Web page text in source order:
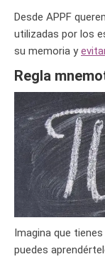
Desde APPF
utilizadas por los
su memoria y
Regla
Imagina que
puedes